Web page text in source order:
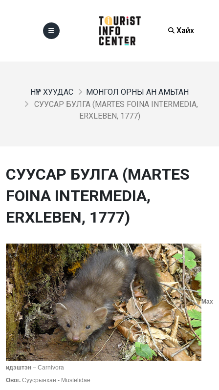
Хайх
НҮҮР ХУУДАС
МОНГОЛ ОРНЫ АН АМЬТАН
СУУСАР БУЛГА (MARTES FOINA INTERMEDIA,
ERXLEBEN, 1777)
СУУСАР БУЛГА (MARTES
FOINA INTERMEDIA,
ERXLEBEN, 1777)
Мах
идэштэн – Carnivora
Овог. Суусрынхан - Mustelidae